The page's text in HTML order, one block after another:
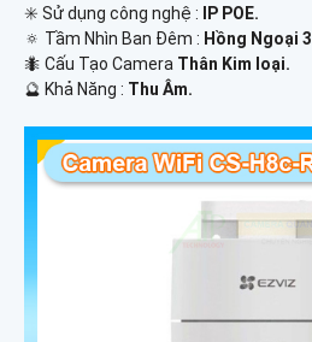
✳️ Sử dụng công nghệ :
IP POE.
🔅 Tầm Nhìn Ban Đêm : Hồng Ngoại
🐜 Cấu Tạo Camera Thân Kim loại.
️🔮 Khả Năng : Thu Âm.